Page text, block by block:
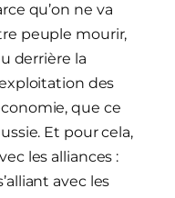
qu’on ne va
peuple mourir,
derrière la
des
que ce
Et pour cela,
les alliances :
avec les